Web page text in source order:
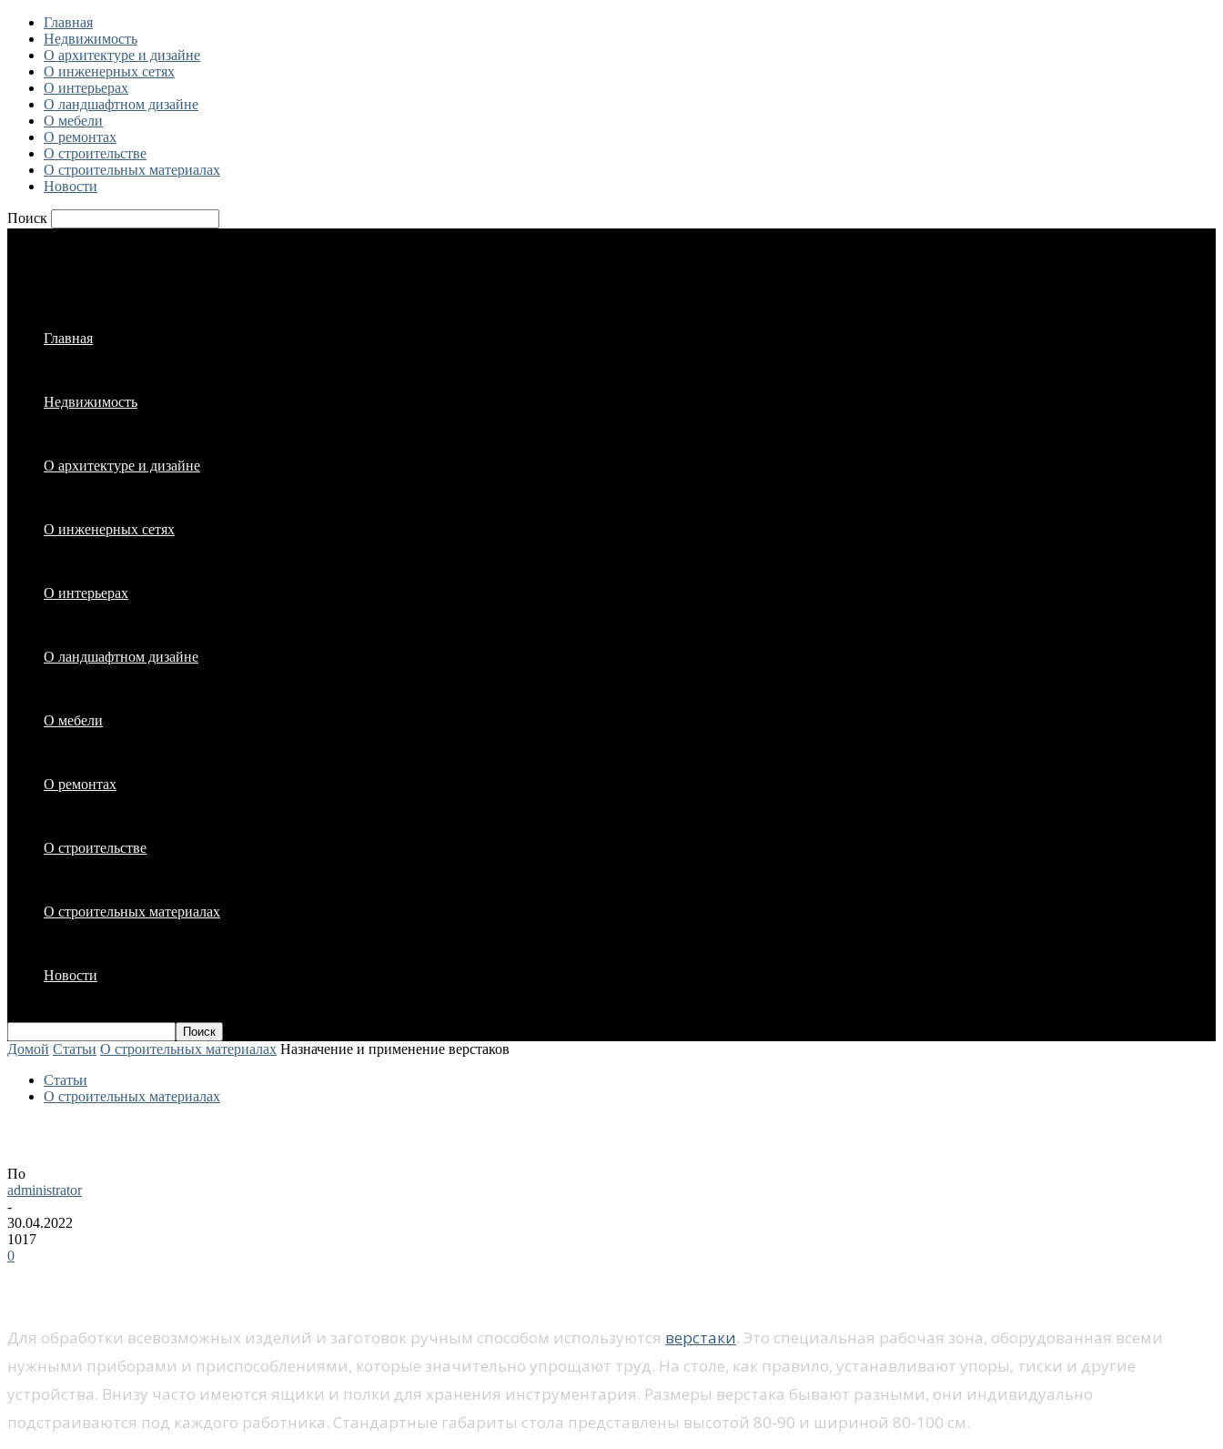
Главная
Недвижимость
О архитектуре и дизайне
О инженерных сетях
О интерьерах
О ландшафтном дизайне
О мебели
О ремонтах
О строительстве
О строительных материалах
Новости
Поиск
Главная
Недвижимость
О архитектуре и дизайне
О инженерных сетях
О интерьерах
О ландшафтном дизайне
О мебели
О ремонтах
О строительстве
О строительных материалах
Новости
Домой Статьи О строительных материалах Назначение и применение верстаков
Статьи
О строительных материалах
По
administrator
-
30.04.2022
1017
0
Для обработки всевозможных изделий и заготовок ручным способом используются верстаки. Это специальная рабочая зона, оборудованная всеми
нужными приборами и приспособлениями, которые значительно упрощают труд. На столе, как правило, устанавливают упоры, тиски и другие
устройства. Внизу часто имеются ящики и полки для хранения инструментария. Размеры верстака бывают разными, они индивидуально
подстраиваются под каждого работника. Стандартные габариты стола представлены высотой 80-90 и шириной 80-100 см.